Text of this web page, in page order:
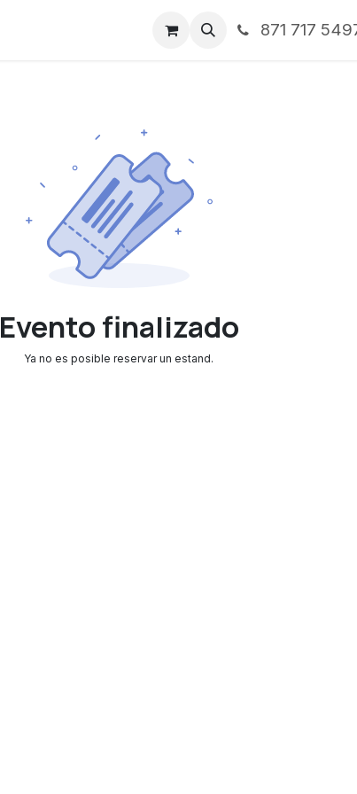
Noticias Contáctenos871 717
Evento finalizado
Ya no es posible reservar un estand.